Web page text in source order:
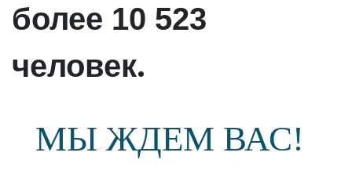
более 10 523
человек.
МЫ ЖДЕМ ВАС!